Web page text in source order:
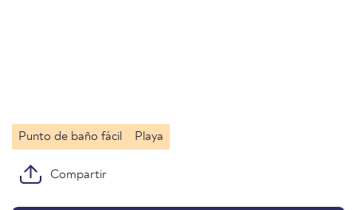
Punto de baño fácil Playa
Compartir